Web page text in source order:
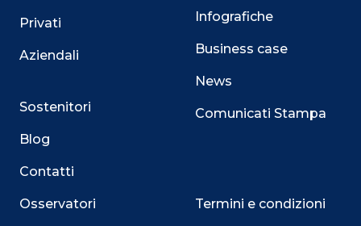
Privati
Aziendali
Sostenitori
Blog
Contatti
Osservatori
Infografiche
Business case
News
Comunicati Stampa
Termini e condizioni